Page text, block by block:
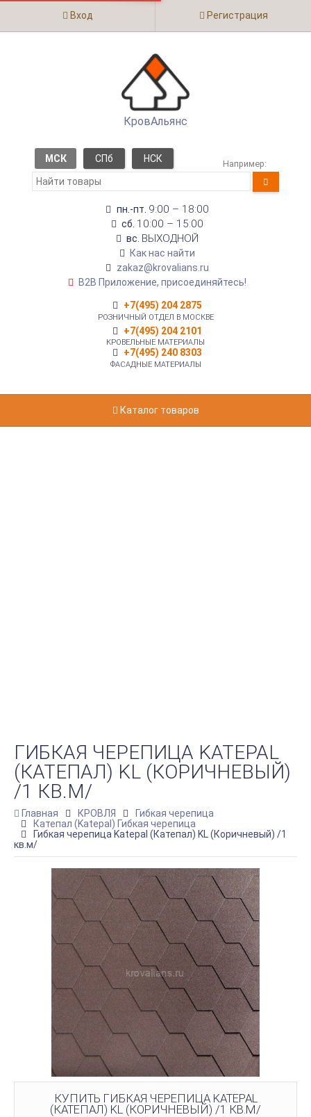
Вход Регистрация
КровАльянс
МСК СПб НСК Например:
пн.-пт. 9:00 – 18:00
сб. 10:00 – 15:00
вс. ВЫХОДНОЙ
Как нас найти
zakaz@krovalians.ru
B2B Приложение, присоединяйтесь!
+7(495) 204 2875
РОЗНИЧНЫЙ ОТДЕЛ В МОСКВЕ
+7(495) 204 2101
КРОВЕЛЬНЫЕ МАТЕРИАЛЫ
+7(495) 240 8303
ФАСАДНЫЕ МАТЕРИАЛЫ
Каталог товаров
ГИБКАЯ ЧЕРЕПИЦА KATEPAL
(КАТЕПАЛ) KL (КОРИЧНЕВЫЙ)
/1 КВ.М/
Главная КРОВЛЯ
Гибкая черепица
Катепал (Katepal) Гибкая черепица
Гибкая черепица Katepal (Катепал) KL (Коричневый) /1
кв.м/
КУПИТЬ ГИБКАЯ ЧЕРЕПИЦА KATEPAL
(КАТЕПАЛ) KL (КОРИЧНЕВЫЙ) /1 КВ.М/